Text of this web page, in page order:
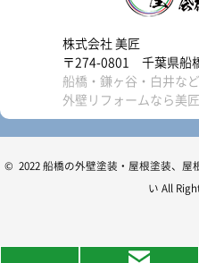
株式会社 美匠
〒274-0801 千葉県船
船橋・鎌ヶ谷・白井な
外壁リフォームなら美
© 2022 船橋の外壁塗装・屋根塗装、屋
い All